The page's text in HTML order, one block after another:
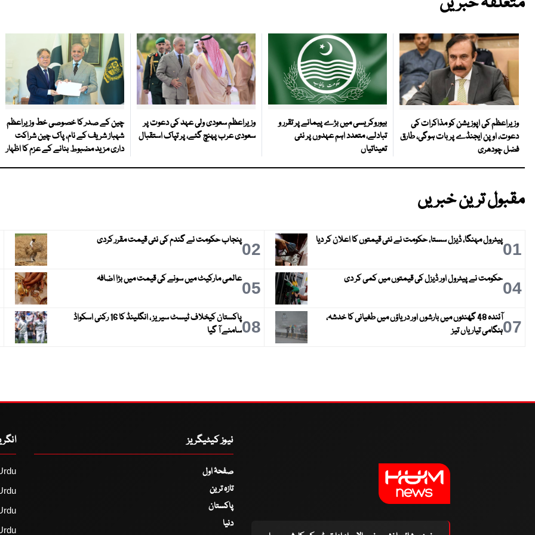
وزیراعظم کی اپوزیشن کو مذاکرات کی
دعوت، اوپن ایجنڈے پر بات ہوگی، طارق
فضل چودھری
بیوروکریسی میں بڑے پیمانے پر تقرر و
تبادلے، متعدد اہم عہدوں پر نئی
تعیناتیاں
وزیراعظم سعودی ولی عہد کی دعوت پر
سعودی عرب پہنچ گئے، پر تپاک استقبال
چین کے صدر کا خصوصی خط وزیراعظم
شہباز شریف کے نام، پاک چین شراکت
داری مزید مضبوط بنانے کے عزم کا اظہار
مقبول ترین خبریں
01پیٹرول مہنگا، ڈیزل سستا، حکومت نے نئی قیمتوں کا اعلان کر دیا 02پنجاب حکومت نے گندم کی نئی قیمت مقرر کردی
04حکومت نے پیٹرول اور ڈیزل کی قیمتوں میں کمی کر دی 05عالمی مارکیٹ میں سونے کی قیمت میں بڑا اضافہ
07
آئندہ 48 گھنٹوں میں بارشوں اور دریاؤں میں طغیانی کا خدشہ،
ہنگامی تیاریاں تیز
08
پاکستان کیخلاف ٹیسٹ سیریز ، انگلینڈ کا 16 رکنی اسکواڈ
سامنے آ گیا
نیوز کیٹیگریز
صفحۂ اول
تازہ ترین
پاکستان
دنیا